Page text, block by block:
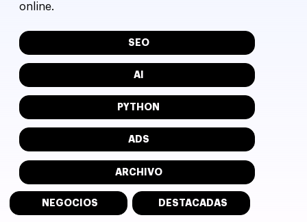
online.
SEO
AI
PYTHON
ADS
ARCHIVO
NEGOCIOS DESTACADAS